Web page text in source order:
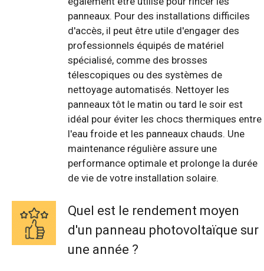
panneaux. Pour des installations difficiles
d'accès, il peut être utile d'engager des
professionnels équipés de matériel
spécialisé, comme des brosses
télescopiques ou des systèmes de
nettoyage automatisés. Nettoyer les
panneaux tôt le matin ou tard le soir est
idéal pour éviter les chocs thermiques entre
l'eau froide et les panneaux chauds. Une
maintenance régulière assure une
performance optimale et prolonge la durée
de vie de votre installation solaire.
Quel est le rendement moyen
d'un panneau photovoltaïque sur
une année ?